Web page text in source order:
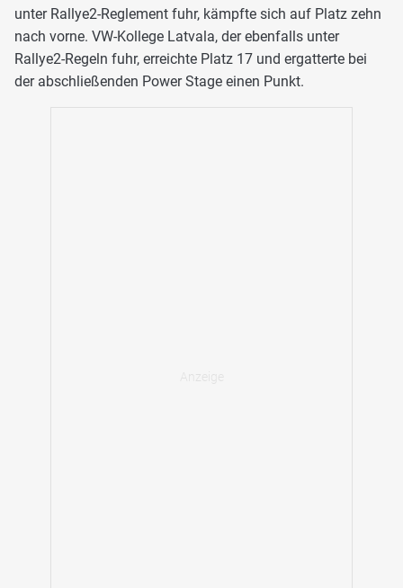
unter Rallye2-Reglement fuhr, kämpfte sich auf Platz zehn
nach vorne. VW-Kollege Latvala, der ebenfalls unter
Rallye2-Regeln fuhr, erreichte Platz 17 und ergatterte bei
der abschließenden Power Stage einen Punkt.